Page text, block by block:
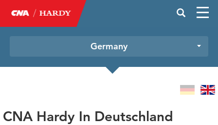
Germany
CNA Hardy In Deutschland